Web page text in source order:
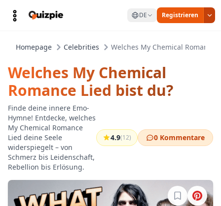
DE Registrieren
Homepage Celebrities Welches My Chemical Romance
Welches My Chemical
Romance Lied bist du?
Finde deine innere Emo-
Hymne! Entdecke, welches
My Chemical Romance
Lied deine Seele
widerspiegelt – von
Schmerz bis Leidenschaft,
Rebellion bis Erlösung.
4.9(12) 0 Kommentare
Melde dich